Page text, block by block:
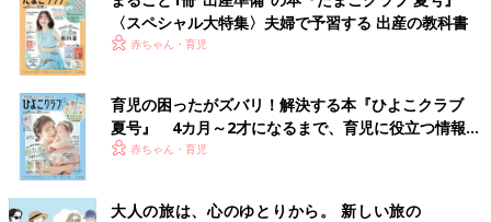
〈スペシャル大特集〉夫婦で予習する 出産の教科書
赤ちゃん・育児
育児の困ったがズバリ！解決する本『ひよこクラブ
夏号』 4カ月～2才になるまで、育児に役立つ情報が
いっぱい！
赤ちゃん・育児
大人の旅は、心のゆとりから。 新しい旅の